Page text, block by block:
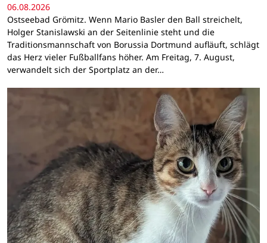
06.08.2026
Ostseebad Grömitz. Wenn Mario Basler den Ball streichelt,
Holger Stanislawski an der Seitenlinie steht und die
Traditionsmannschaft von Borussia Dortmund aufläuft, schlägt
das Herz vieler Fußballfans höher. Am Freitag, 7. August,
verwandelt sich der Sportplatz an der…